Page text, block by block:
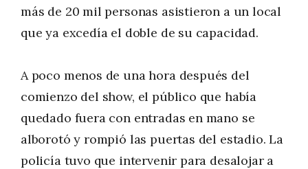
más de 20 mil personas asistieron a un local
que ya excedía el doble de su capacidad.
A poco menos de una hora después del
comienzo del show, el público que había
quedado fuera con entradas en mano se
alborotó y rompió las puertas del estadio. La
policía tuvo que intervenir para desalojar a